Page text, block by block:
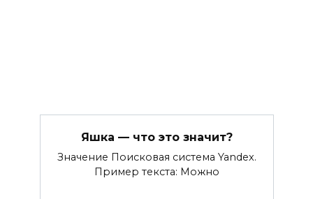
Яшка — что это значит?
Значение Поисковая система Yandex.
Пример текста: Можно